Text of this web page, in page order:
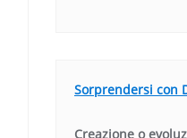
Sorprendersi con
Creazione o